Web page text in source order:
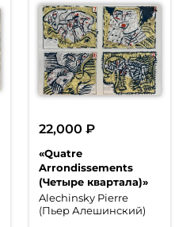
«Quatre
Arrondissements
(Четыре квартала)»
Alechinsky Pierre
(Пьер Алешинский)
22,000 ₽